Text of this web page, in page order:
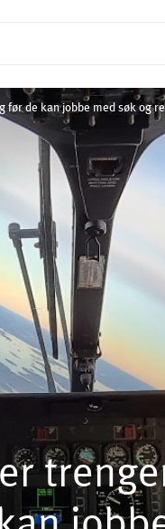
de kan jobbe med søk og